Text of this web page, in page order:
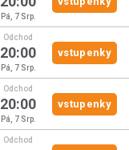
Pá, 7 Srp.
Odchod
20:00
Pá, 7 Srp.
vstupenky
Odchod
20:00
Pá, 7 Srp.
vstupenky
Odchod